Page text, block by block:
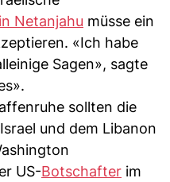
Netanjahu müsse ein
«Ich habe
Sagen», sagte
sollten die
und dem Libanon
US-Botschafter im